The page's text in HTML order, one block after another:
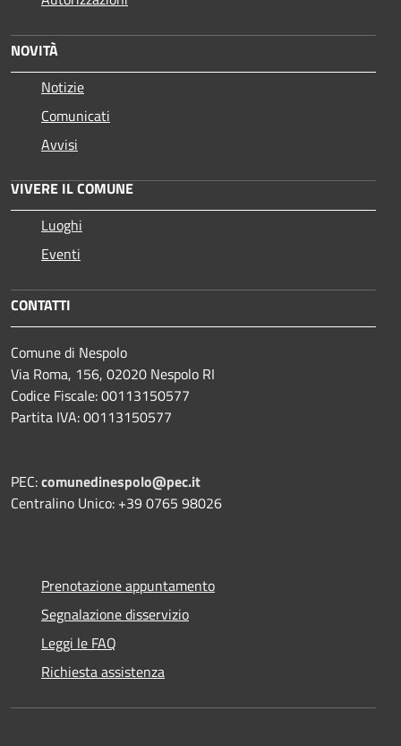
NOVITÀ
Notizie
Comunicati
Avvisi
VIVERE IL COMUNE
Luoghi
Eventi
CONTATTI
Comune di Nespolo
Via Roma, 156, 02020 Nespolo RI
Codice Fiscale: 00113150577
Partita IVA: 00113150577
PEC:comunedinespolo@pec.it
Centralino Unico: +39 0765 98026
Prenotazione appuntamento
Segnalazione disservizio
Leggi le FAQ
Richiesta assistenza